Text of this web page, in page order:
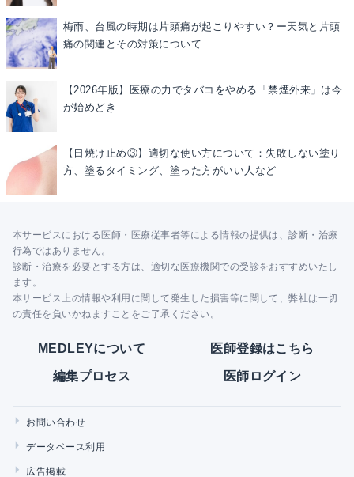
梅雨、台風の時期は片頭痛が起こりやすい？ー天気と片頭
痛の関連とその対策について
【2026年版】医療の力でタバコをやめる「禁煙外来」は今
が始めどき
【日焼け止め③】適切な使い方について：失敗しない塗り
方、塗るタイミング、塗った方がいい人など
本サービスにおける医師・医療従事者等による情報の提供は、診断・治療
行為ではありません。
診断・治療を必要とする方は、適切な医療機関での受診をおすすめいたし
ます。
本サービス上の情報や利用に関して発生した損害等に関して、弊社は一切
の責任を負いかねますことをご了承ください。
MEDLEYについて 医師登録はこちら
編集プロセス 医師ログイン
お問い合わせ
データベース利用
広告掲載